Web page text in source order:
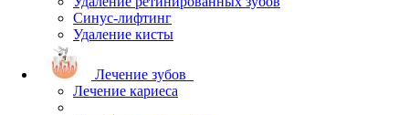
Синус-лифтинг
Удаление кисты
Лечение зубов
Лечение кариеса